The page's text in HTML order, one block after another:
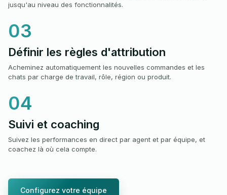
jusqu'au niveau des fonctionnalités.
03
Définir les règles d'attribution
Acheminez automatiquement les nouvelles commandes et les
chats par charge de travail, rôle, région ou produit.
04
Suivi et coaching
Suivez les performances en direct par agent et par équipe, et
coachez là où cela compte.
Configurez votre équipe